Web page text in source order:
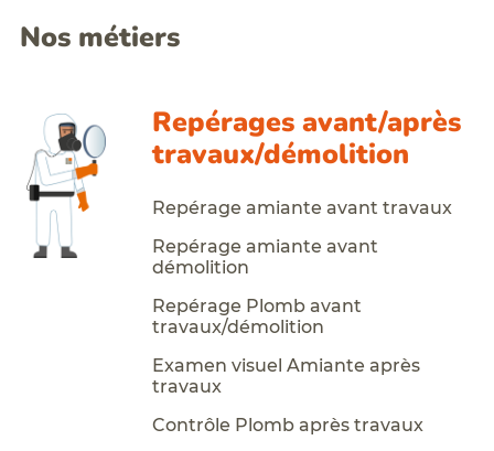
Nos métiers
Repérages avant/après
travaux/démolition
Repérage amiante avant travaux
Repérage amiante avant
démolition
Repérage Plomb avant
travaux/démolition
Examen visuel Amiante après
travaux
Contrôle Plomb après travaux